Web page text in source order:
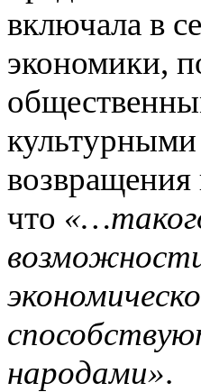
включала в
экономики,
что
народами».